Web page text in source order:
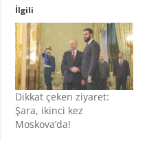
İlgili
Dikkat çeken ziyaret:
Şara, ikinci kez
Moskova’da!